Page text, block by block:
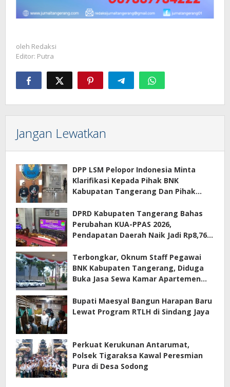
oleh Redaksi
Editor: Putra
Jangan Lewatkan
DPP LSM Pelopor Indonesia Minta
Klarifikasi Kepada Pihak BNK
Kabupatan Tangerang Dan Pihak
Terkait Sewa Kamar Per Jam
DPRD Kabupaten Tangerang Bahas
Perubahan KUA-PPAS 2026,
Pendapatan Daerah Naik Jadi Rp8,76
Terbongkar, Oknum Staff Pegawai
BNK Kabupaten Tangerang, Diduga
Buka Jasa Sewa Kamar Apartemen
Bupati Maesyal Bangun Harapan Baru
Lewat Program RTLH di Sindang Jaya
Perkuat Kerukunan Antarumat,
Polsek Tigaraksa Kawal Peresmian
Pura di Desa Sodong